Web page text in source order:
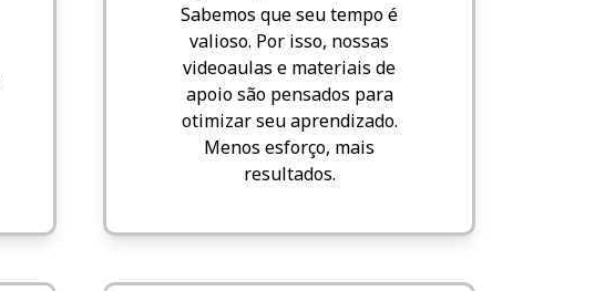
Sabemos que seu tempo é
valioso. Por isso, nossas
videoaulas e materiais de
apoio são pensados para
otimizar seu aprendizado.
Menos esforço, mais
resultados.